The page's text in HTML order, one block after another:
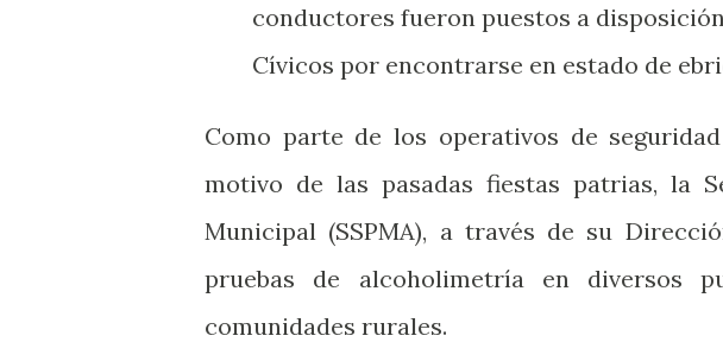
conductores fueron puestos a
Cívicos por encontrarse en estado de
Como parte de los operativos de
motivo de las pasadas fiestas patrias, la
Municipal (SSPMA), a través de su
pruebas de alcoholimetría en diversos
comunidades rurales.